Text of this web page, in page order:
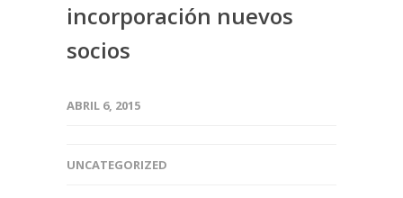
incorporación nuevos
socios
ABRIL 6, 2015
UNCATEGORIZED